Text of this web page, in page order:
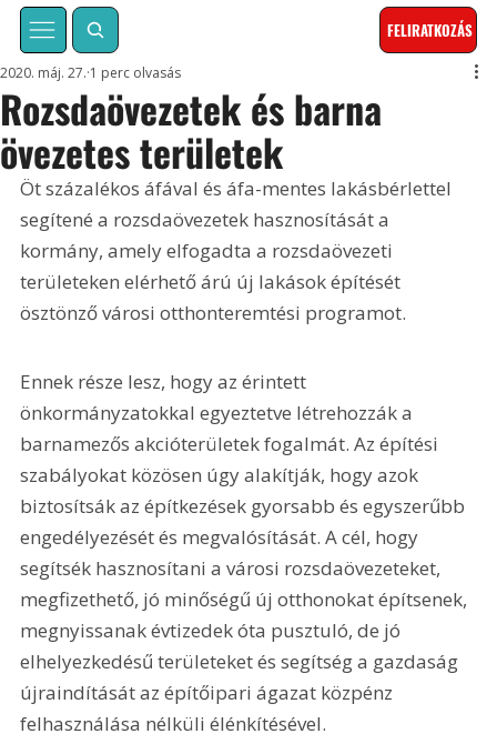
FELIRATKOZÁS
Rozsdaövezetek és barna
övezetes területek
2020. máj. 27. 1 perc olvasás
Öt százalékos áfával és áfa-mentes lakásbérlettel
segítené a rozsdaövezetek hasznosítását a
kormány, amely elfogadta a rozsdaövezeti
területeken elérhető árú új lakások építését
ösztönző városi otthonteremtési programot.
Ennek része lesz, hogy az érintett
önkormányzatokkal egyeztetve létrehozzák a
barnamezős akcióterületek fogalmát. Az építési
szabályokat közösen úgy alakítják, hogy azok
biztosítsák az építkezések gyorsabb és egyszerűbb
engedélyezését és megvalósítását. A cél, hogy
segítsék hasznosítani a városi rozsdaövezeteket,
megfizethető, jó minőségű új otthonokat építsenek,
megnyissanak évtizedek óta pusztuló, de jó
elhelyezkedésű területeket és segítség a gazdaság
újraindítását az építőipari ágazat közpénz
felhasználása nélküli élénkítésével.